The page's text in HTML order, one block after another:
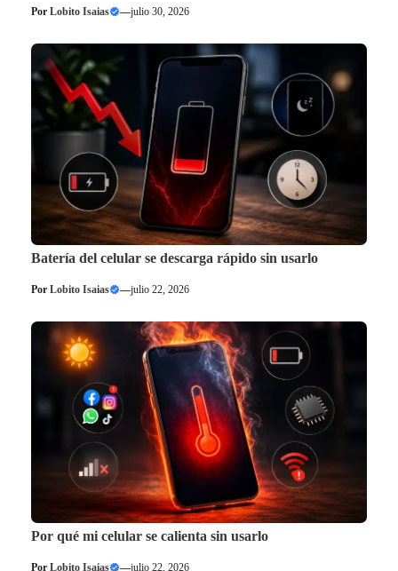
Por Lobito Isaias —julio 30, 2026
Batería del celular se descarga rápido sin usarlo
Por Lobito Isaias —julio 22, 2026
Por qué mi celular se calienta sin usarlo
Por Lobito Isaias —julio 22, 2026